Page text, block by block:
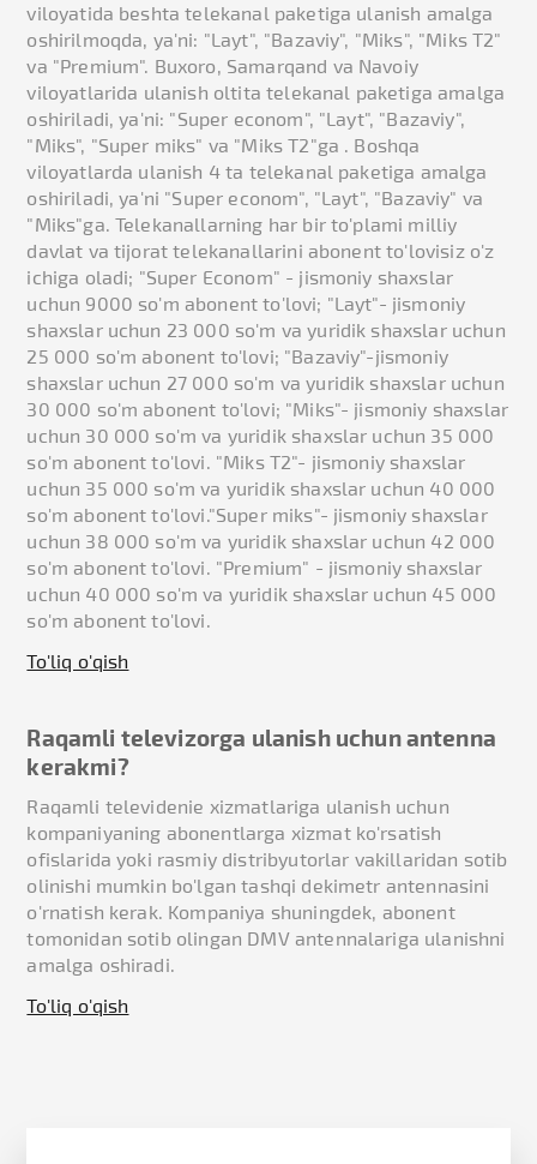
viloyatida beshta telekanal paketiga ulanish amalga
oshirilmoqda, ya'ni: "Layt", "Bazaviy", "Miks", "Miks T2"
va "Premium". Buxoro, Samarqand va Navoiy
viloyatlarida ulanish oltita telekanal paketiga amalga
oshiriladi, ya'ni: "Super econom", "Layt", "Bazaviy",
"Miks", "Super miks" va "Miks T2"ga . Boshqa
viloyatlarda ulanish 4 ta telekanal paketiga amalga
oshiriladi, ya'ni "Super econom", "Layt", "Bazaviy" va
"Miks"ga. Telekanallarning har bir to'plami milliy
davlat va tijorat telekanallarini abonent to'lovisiz o'z
ichiga oladi; "Super Econom" - jismoniy shaxslar
uchun 9000 so'm abonent to'lovi; "Layt"- jismoniy
shaxslar uchun 23 000 so'm va yuridik shaxslar uchun
25 000 so'm abonent to'lovi; "Bazaviy"-jismoniy
shaxslar uchun 27 000 so'm va yuridik shaxslar uchun
30 000 so'm abonent to'lovi; "Miks"- jismoniy shaxslar
uchun 30 000 so'm va yuridik shaxslar uchun 35 000
so'm abonent to'lovi. "Miks T2"- jismoniy shaxslar
uchun 35 000 so'm va yuridik shaxslar uchun 40 000
so'm abonent to'lovi."Super miks"- jismoniy shaxslar
uchun 38 000 so'm va yuridik shaxslar uchun 42 000
so'm abonent to'lovi. "Premium" - jismoniy shaxslar
uchun 40 000 so'm va yuridik shaxslar uchun 45 000
so'm abonent to'lovi.
To'liq o'qish
Raqamli televizorga ulanish uchun antenna
kerakmi?
Raqamli televidenie xizmatlariga ulanish uchun
kompaniyaning abonentlarga xizmat ko'rsatish
ofislarida yoki rasmiy distribyutorlar vakillaridan sotib
olinishi mumkin bo'lgan tashqi dekimetr antennasini
o'rnatish kerak. Kompaniya shuningdek, abonent
tomonidan sotib olingan DMV antennalariga ulanishni
amalga oshiradi.
To'liq o'qish